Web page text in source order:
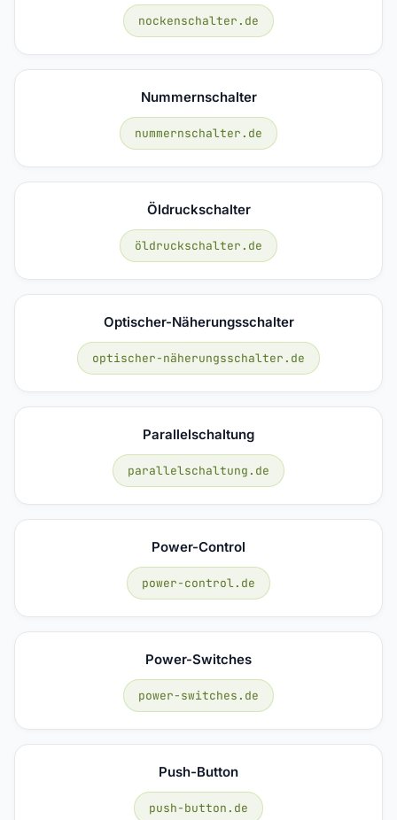
nockenschalter.de
Nummernschalter
nummernschalter.de
Öldruckschalter
öldruckschalter.de
Optischer-Näherungsschalter
optischer-näherungsschalter.de
Parallelschaltung
parallelschaltung.de
Power-Control
power-control.de
Power-Switches
power-switches.de
Push-Button
push-button.de